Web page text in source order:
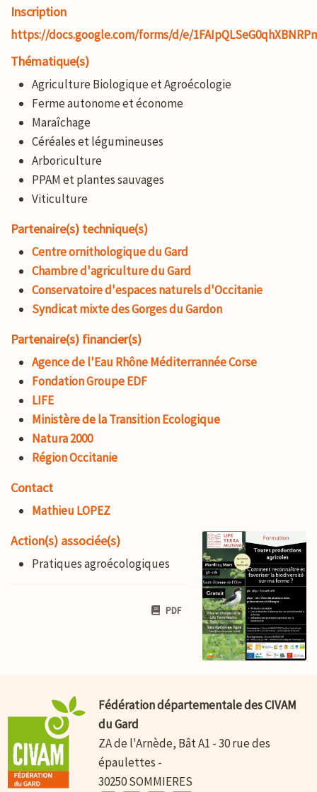
Inscription
https://docs.google.com/forms/d/e/
Thématique(s)
Agriculture Biologique et Agroécologie
Ferme autonome et économe
Maraîchage
Céréales et légumineuses
Arboriculture
PPAM et plantes sauvages
Viticulture
Partenaire(s) technique(s)
Centre ornithologique du Gard
Chambre d'agriculture du Gard
Conservatoire d'espaces naturels d'Occitanie
Syndicat mixte des Gorges du Gardon
Partenaire(s) financier(s)
Agence de l'Eau Rhône Méditerrannée Corse
Fondation Groupe EDF
LIFE
Ministère de la Transition Ecologique
Natura 2000
Région Occitanie
Contact
Mathieu LOPEZ
Action(s) associée(s)
Pratiques agroécologiques
PDF
Fédération départementale des CIVAM
du Gard
ZA de l'Arnède, Bât A1 - 30 rue des
épaulettes -
30250 SOMMIERES